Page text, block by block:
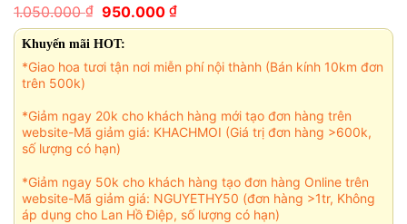
1.050.000₫ Giá
gốc
là:
1.050.000 ₫.
950.000 ₫Giá
hiện
950.000 ₫.
Khuyến mãi HOT:
*Giao hoa tươi tận nơi miễn phí nội thành (Bán kính 10km đơn
trên 500k)
*Giảm ngay 20k cho khách hàng mới tạo đơn hàng trên
website-Mã giảm giá: KHACHMOI (Giá trị đơn hàng >600k,
số lượng có hạn)
*Giảm ngay 50k cho khách hàng tạo đơn hàng Online trên
website-Mã giảm giá: NGUYETHY50 (đơn hàng >1tr, Không
áp dụng cho Lan Hồ Điệp, số lượng có hạn)